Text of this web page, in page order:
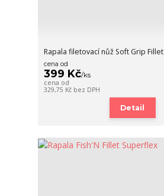
Rapala filetovací nůž Soft Grip Fillet
cena od
399 Kč/ks
cena od
329,75 Kč bez DPH
Detail